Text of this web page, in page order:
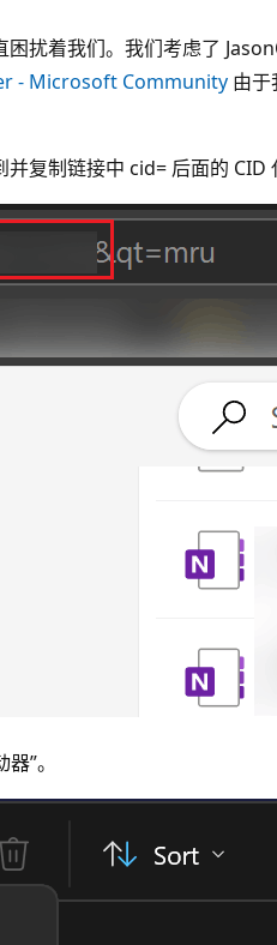
扰着我们。我们考虑了
- Microsoft Community 由于
制链接中 cid= 后面的 CID
”。